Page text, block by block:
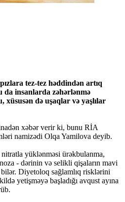
tez-tez həddindən artıq
insanlarda zəhərlənmə
xüsusən də uşaqlar və yaşlılar
xəbər verir ki, bunu RİA
namizədi Olqa Yamilova deyib.
yüklənməsi ürəkbulanma,
- dərinin və selikli qişaların mavi
bilər. Diyetoloq sağlamlıq risklərini
yetişməyə başladığı avqust ayına